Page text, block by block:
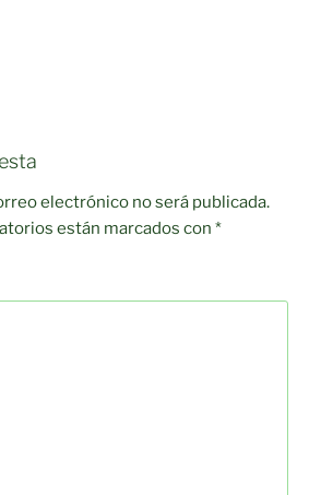
electrónico no será publicada.
están marcados con *